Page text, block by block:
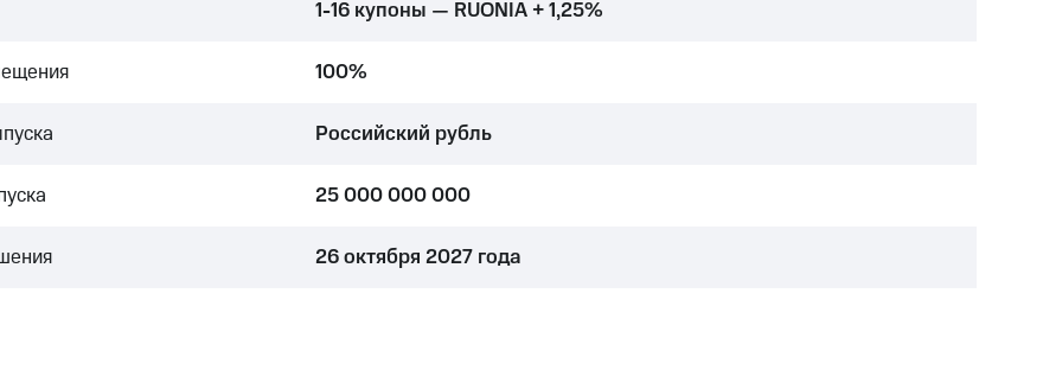
1-16 купоны — RUONIA + 1,25%
100%
Российский рубль
25 000 000 000
26 октября 2027 года